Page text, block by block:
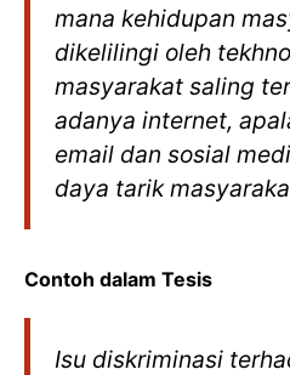
mana kehidupan
dikelilingi oleh
masyarakat saling
adanya internet,
email dan sosial
daya tarik
Contoh dalam Tesis
Isu diskriminasi